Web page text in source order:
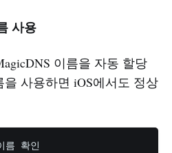
사용
이름을 자동 할당
사용하면 iOS에서도 정상
름 확인